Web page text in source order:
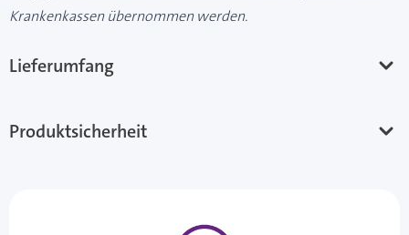
Krankenkassen übernommen werden.
Lieferumfang
Produktsicherheit